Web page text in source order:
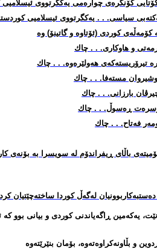
كۆتایی كۆنگره‌ی چواره‌می یه‌كگرتووی
سیاسی. . . یه‌كگرتووی ئیسلامیی
كۆمه‌ڵه‌ی كوردی (ئۆتاوه‌ و گاتینۆ) وه‌
و هاوكاری. . . چاك
تیرۆریسته‌كه‌ی هه‌ولێره‌وه‌. . . چاك
مسته‌فا. . . چاك
بارزانی. . . چاك
ڕه‌سوڵ. . . چاك
فه‌تاح. . . چاك
باڵای ڕیفراندۆم له‌ سویسرا به‌ بۆنه‌ی كاره‌ساته‌كه‌ی
له‌گه‌ڵ كوردا ساخته‌چێتیان
یه‌كه‌مین ڕاگه‌یاندنی كوردی و بیانی بوو كه‌
و بڵاونه‌كراوه‌ته‌وه‌، بۆمان بنێرێته‌وه‌